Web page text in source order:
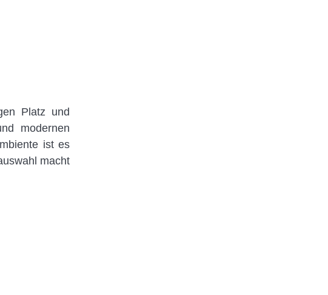
Platz und
modernen
ist es
macht